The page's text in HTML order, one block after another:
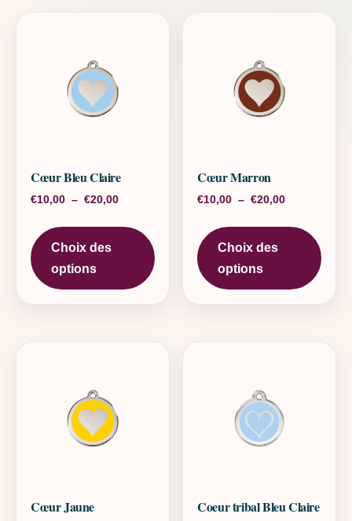
Cœur Bleu Claire
€10,00 – €20,00Plage de prix : €10,00 à €20,00
Choix des
options
Ce produit a plusieurs variations.
Cœur Marron
€10,00 – €20,00Plage de
Choix des
options
Cœur Jaune Coeur tribal Bleu Claire